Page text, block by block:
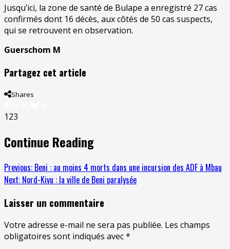
Jusqu’ici, la zone de santé de Bulape a enregistré 27 cas
confirmés dont 16 décès, aux côtés de 50 cas suspects,
qui se retrouvent en observation.
Guerschom M
Partagez cet article
Shares
123
Continue Reading
Previous: Beni : au moins 4 morts dans une incursion des ADF à Mbau
Next: Nord-Kivu : la ville de Beni paralysée
Laisser un commentaire
Votre adresse e-mail ne sera pas publiée. Les champs
obligatoires sont indiqués avec*